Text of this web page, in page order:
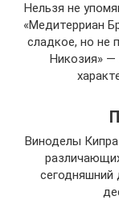
Нельзя не
«Медитерриан
сладкое, но не
Никозия» —
Виноделы